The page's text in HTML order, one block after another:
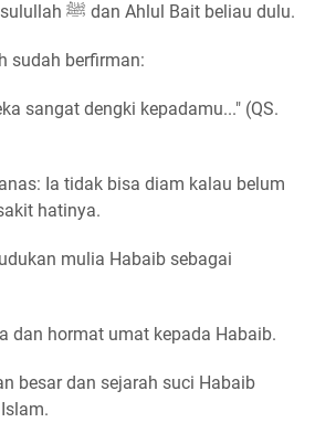
munafik terhadap Rasulullah ﷺ dan Ahlul Bait beliau dulu.
sudah berfirman:
sangat dengki kepadamu..." (QS.
Ia tidak bisa diam kalau belum
hatinya.
mulia Habaib sebagai
dan hormat umat kepada Habaib.
besar dan sejarah suci Habaib